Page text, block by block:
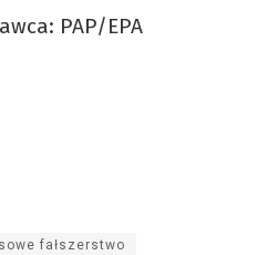
PAP/EPA
fałszerstwo